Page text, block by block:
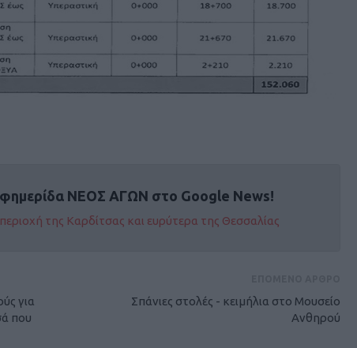
ΝΕΟΣ ΑΓΩΝ στο Google News!
περιοχή της Καρδίτσας και ευρύτερα της Θεσσαλίας
για
που
Σπάνιες στολές - κειμήλια στο Μουσείο
Ανθηρού